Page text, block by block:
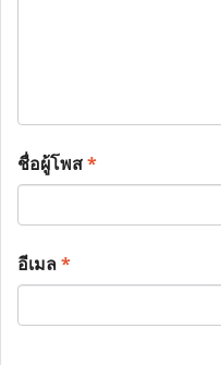
ชื่อผู้โพส*
อีเมล*